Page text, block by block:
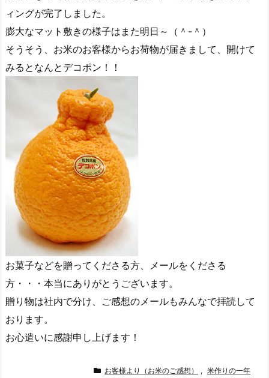
ィングが完了しました。
膨大なマット敷きの様子はまた明日～（＾-＾）
そうそう、お米のお客様からお荷物が届きまして、開けて
みるとなんとデコポン！！
お菓子などを贈ってくださる方、メールをくださる
方・・・本当にありがとうございます。
贈り物は社内で分け、ご感想のメールもみんなで拝読して
おります。
お心遣いに感謝申し上げます！
お客様より（お米のご感想） , 米作りの一年